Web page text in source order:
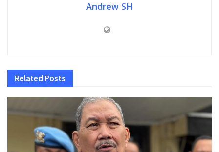
Andrew SH
Related Posts